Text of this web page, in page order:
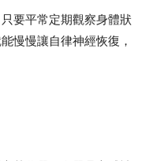
要平常定期觀察身體狀
慢慢讓自律神經恢復，